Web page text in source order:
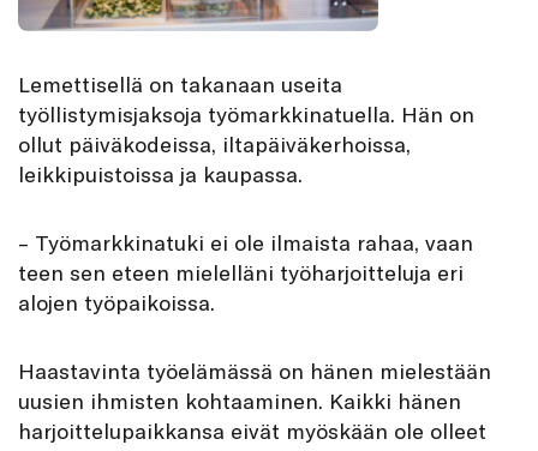
Lemettisellä on takanaan useita
työllistymisjaksoja työmarkkinatuella. Hän on
ollut päiväkodeissa, iltapäiväkerhoissa,
leikkipuistoissa ja kaupassa.
– Työmarkkinatuki ei ole ilmaista rahaa, vaan
teen sen eteen mielelläni työharjoitteluja eri
alojen työpaikoissa.
Haastavinta työelämässä on hänen mielestään
uusien ihmisten kohtaaminen. Kaikki hänen
harjoittelupaikkansa eivät myöskään ole olleet